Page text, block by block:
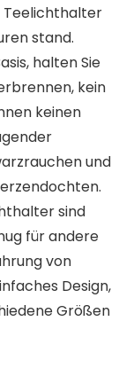
Teelichthalter
stand.
halten Sie
kein
keinen
und
sind
für andere
von
Design,
Größen